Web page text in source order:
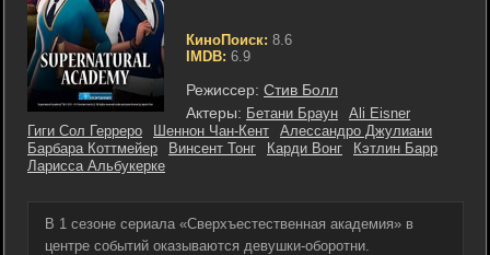
КиноПоиск: 8.6
IMDB: 6.9
Режиссер: Стив Болл
Актеры: Бетани Браун
Ali Eisner
Гиги Сол Герреро
Шеннон Чан-Кент
Алессандро Джулиани
Барбара Коттмейер
Винсент Тонг Карди Вонг
Кэтлин Барр
Ларисса Альбукерке
В 1 сезоне сериала «Сверхъестественная академия» в
центре событий оказываются девушки-оборотни.